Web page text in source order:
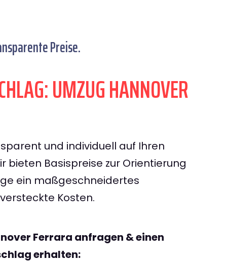
Preise.
UMZUG HANNOVER
und individuell auf Ihren
bieten Basispreise zur Orientierung
ein maßgeschneidertes
Kosten.
Ferrara anfragen & einen
erhalten: